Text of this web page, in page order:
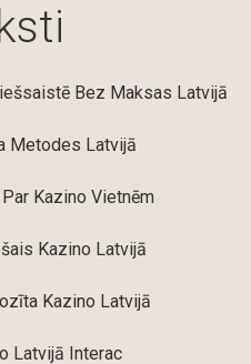
Bez Maksas Latvijā
Metodes Latvijā
Kazino Vietnēm
Kazino Latvijā
Kazino Latvijā
Latvijā Interac